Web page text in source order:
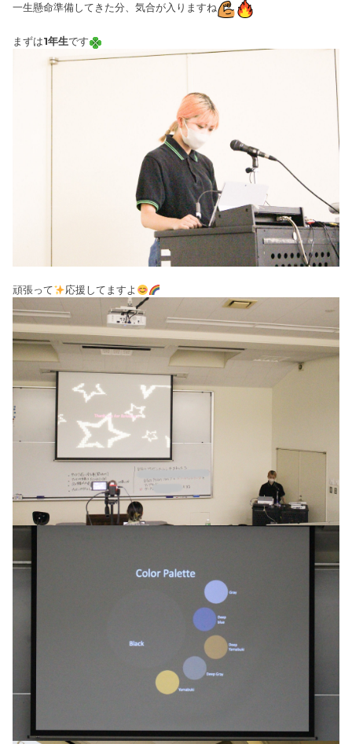
一生懸命準備してきた分、気合が入りますね
まずは1年生です
頑張って 応援してますよ